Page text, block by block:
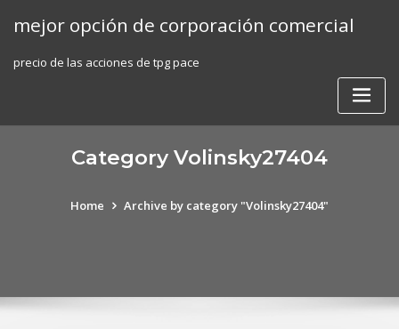
mejor opción de corporación comercial
precio de las acciones de tpg pace
Category Volinsky27404
Home Archive by category "Volinsky27404"